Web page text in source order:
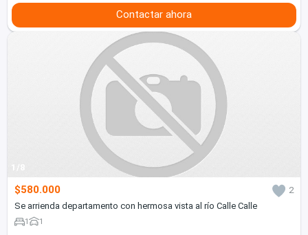
Contactar ahora
1/8
$580.000
2
Se arrienda departamento con hermosa vista al río Calle Calle
1 1